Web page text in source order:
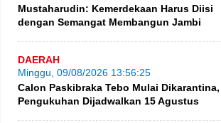
Mustaharudin: Kemerdekaan Harus Diisi
dengan Semangat Membangun Jambi
DAERAH
Minggu, 09/08/2026 13:56:25
Calon Paskibraka Tebo Mulai Dikarantina,
Pengukuhan Dijadwalkan 15 Agustus